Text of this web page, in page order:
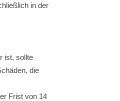
in der
ist, sollte
die
Frist von 14